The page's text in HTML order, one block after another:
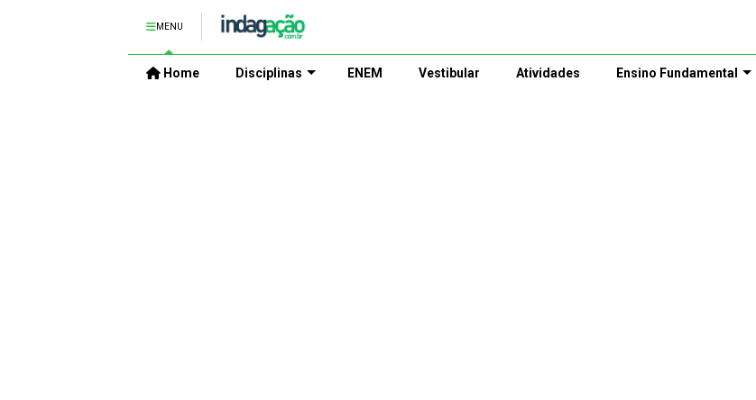
MENU
Home Disciplinas ENEM Vestibular Atividades Ensino Fundamental